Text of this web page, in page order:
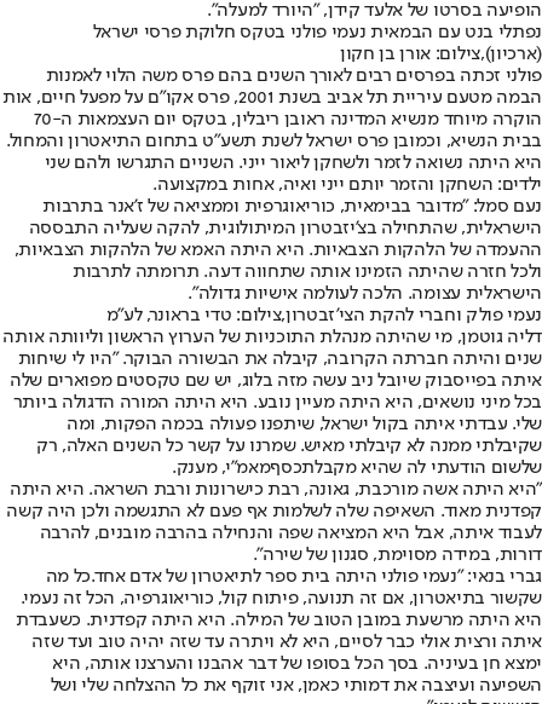
הופיעה בסרטו של אלעד קידן, "היורד למעלה".
נפתלי בנט עם הבמאית נעמי פולני בטקס חלוקת פרסי ישראל
(ארכיון),צילום: אורן בן חקון
פולני זכתה בפרסים רבים לאורך השנים בהם פרס משה הלוי לאמנות
הבמה מטעם עיריית תל אביב בשנת 2001, פרס אקו"ם על מפעל חיים, אות
הוקרה מיוחד מנשיא המדינה ראובן ריבלין, בטקס יום העצמאות ה-70
בבית הנשיא, וכמובן פרס ישראל לשנת תשע"ט בתחום התיאטרון והמחול.
היא היתה נשואה לזמר ולשחקן ליאור ייני. השניים התגרשו ולהם שני
ילדים: השחקן והזמר יותם ייני ואיה, אחות במקצועה.
נעם סמל: "מדובר בבימאית, כוריאוגרפית וממציאה של ז'אנר בתרבות
הישראלית, שהתחילה בצ'יזבטרון המיתולוגית, להקה שעליה התבססה
ההעמדה של הלהקות הצבאיות. היא היתה האמא של הלהקות הצבאיות,
ולכל חזרה שהיתה הזמינו אותה שתחווה דעה. תרומתה לתרבות
הישראלית עצומה. הלכה לעולמה אישיות גדולה".
נעמי פולק וחברי להקת הצי'זבטרון,צילום: טדי בראונר, לע"מ
דליה גוטמן, מי שהיתה מנהלת התוכניות של הערוץ הראשון וליוותה אותה
שנים והיתה חברתה הקרובה, קיבלה את הבשורה הבוקר. "היו לי שיחות
איתה בפייסבוק שיובל ניב עשה מזה בלוג, יש שם טקסטים מפוארים שלה
בכל מיני נושאים, היא היתה מעיין נובע. היא היתה המורה הדגולה ביותר
שלי. עבדתי איתה בקול ישראל, שיתפנו פעולה בכמה הפקות, ומה
שקיבלתי ממנה לא קיבלתי מאיש. שמרנו על קשר כל השנים האלה, רק
שלשום הודעתי לה שהיא מקבלתכסףמאמ"י, מענק.
"היא היתה אשה מורכבת, גאונה, רבת כישרונות ורבת השראה. היא היתה
קפדנית מאוד. השאיפה שלה לשלמות אף פעם לא התגשמה ולכן היה קשה
לעבוד איתה, אבל היא המציאה שפה והנחילה בהרבה מובנים, להרבה
דורות, במידה מסוימת, סגנון של שירה".
גברי בנאי: "נעמי פולני היתה בית ספר לתיאטרון של אדם אחד.כל מה
שקשור בתיאטרון, אם זה תנועה, פיתוח קול, כוריאוגרפיה, הכל זה נעמי.
היא היתה מרשעת במובן הטוב של המילה. היא היתה קפדנית. כשעבדת
איתה ורצית אולי כבר לסיים, היא לא ויתרה עד שזה יהיה טוב ועד שזה
ימצא חן בעיניה. בסך הכל בסופו של דבר אהבנו והערצנו אותה, היא
השפיעה ועיצבה את דמותי כאמן, אני זוקף את כל ההצלחה שלי ושל